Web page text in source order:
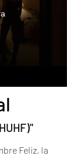
Feliz, la